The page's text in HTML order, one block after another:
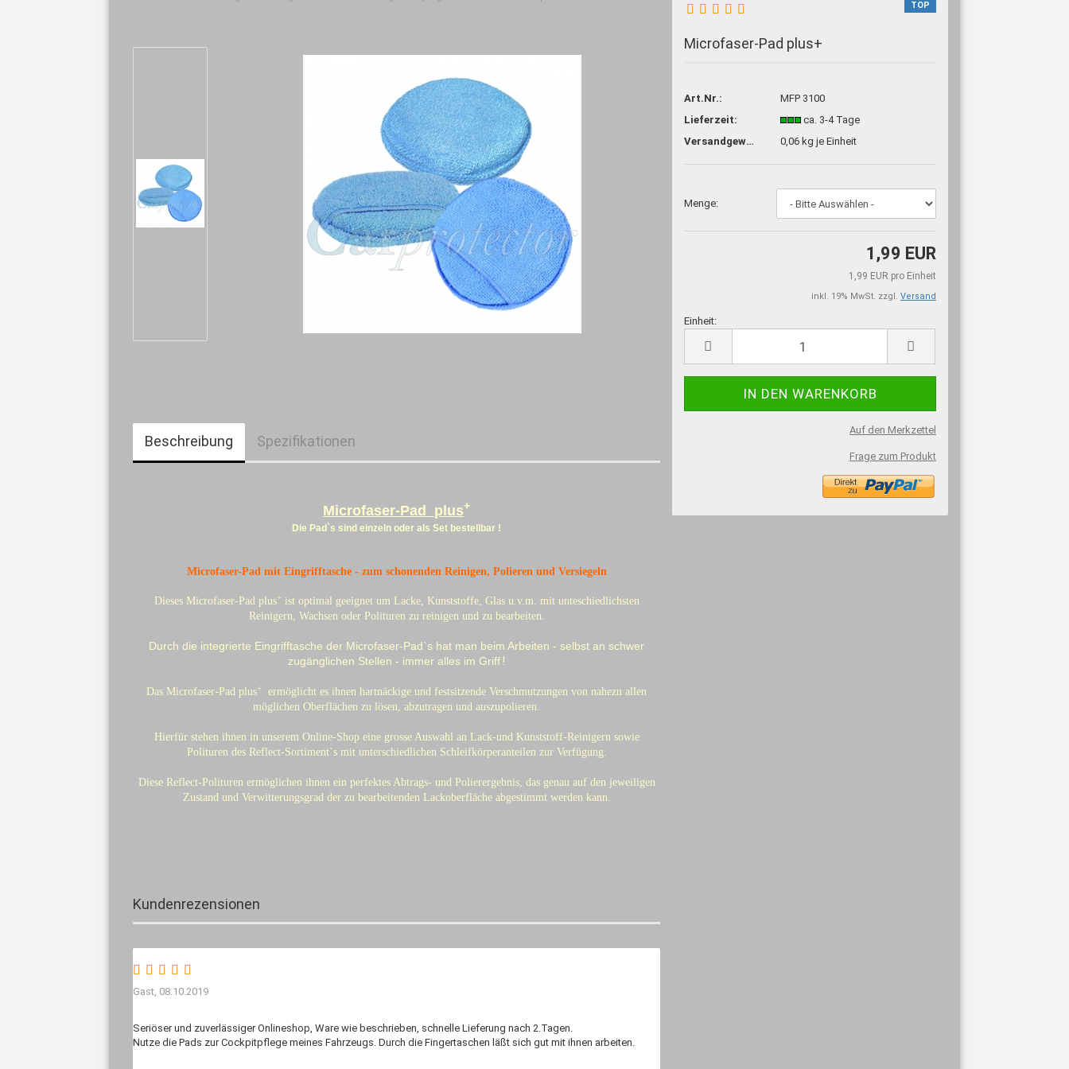
TOP
Microfaser-Pad plus+
Art.Nr.:
MFP 3100
Lieferzeit:
ca. 3-4 Tage
Versandgewicht:
0,06kg je Einheit
Menge:
1,99 EUR
1,99 EUR pro Einheit
inkl. 19% MwSt. zzgl. Versand
Einheit:
Einheit
Auf den Merkzettel
Frage zum Produkt
Beschreibung Spezifikationen
Microfaser-Pad plus+
Die Pad`s sind einzeln oder als Set bestellbar !
Microfaser-Pad mit Eingrifftasche - zum schonenden Reinigen, Polieren und Versiegeln
Dieses Microfaser-Pad plus+ist optimal geeignet um Lacke, Kunststoffe, Glas u.v.m. mit unteschiedlichsten
Reinigern, Wachsen oder Polituren zu reinigen und zu bearbeiten.
Durch die integrierte Eingrifftasche der Microfaser-Pad`s hat man beim Arbeiten - selbst an schwer
zugänglichen Stellen - immer alles im Griff !
Das Microfaser-Pad plus+
ermöglicht es ihnen hartnäckige und festsitzende Verschmutzungen von nahezu allen
möglichen Oberflächen zu lösen, abzutragen und auszupolieren.
Hierfür stehen ihnen in unserem Online-Shop eine grosse Auswahl an Lack-und Kunststoff-Reinigern sowie
Polituren des Reflect-Sortiment`s mit unterschiedlichen Schleifkörperanteilen zur Verfügung.
Diese Reflect-Polituren ermöglichen ihnen ein perfektes Abtrags- und Polierergebnis, das genau auf den jeweiligen
Zustand und Verwitterungsgrad der zu bearbeitenden Lackoberfläche abgestimmt werden kann.
Kundenrezensionen
Gast, 08.10.2019
Seriöser und zuverlässiger Onlineshop, Ware wie beschrieben, schnelle Lieferung nach 2.Tagen.